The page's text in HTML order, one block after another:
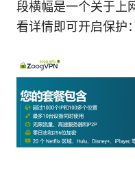
段横幅是一个关于上
看详情即可开启保护：